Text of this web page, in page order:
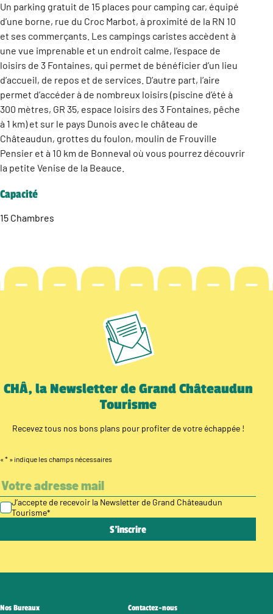
Un parking gratuit de 15 places pour camping car, équipé
d’une borne, rue du Croc Marbot, à proximité de la RN 10
et ses commerçants. Les campings caristes accèdent à
une vue imprenable et un endroit calme, l’espace de
loisirs de 3 Fontaines, qui permet de bénéficier d’un lieu
d’accueil, de repos et de services. D’autre part, l’aire
permet d’accéder à de nombreux loisirs (piscine d’été à
300 mètres, GR 35, espace loisirs des 3 Fontaines, pêche
à 1 km) et sur le pays Dunois avec le château de
Châteaudun, grottes du foulon, moulin de Frouville
Pensier et à 10 km de Bonneval où vous pourrez découvrir
la petite Venise de la Beauce.
Capacité
15 Chambres
CHÂ, la Newsletter de Grand Châteaudun
Tourisme
Recevez tous nos bons plans pour profiter de votre échappée !
« * » indique les champs nécessaires
J’accepte de recevoir la Newsletter de Grand Châteaudun
Tourisme*
Nos Bureaux Contactez-nous